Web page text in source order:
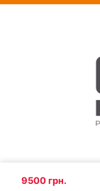
9500 грн.